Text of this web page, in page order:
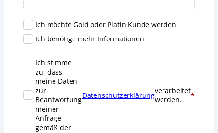
Ich möchte Gold oder Platin Kunde werden
Ich benötige mehr Informationen
Ich stimme
zu, dass
meine Daten
zur
Beantwortung
meiner
Anfrage
gemäß der
Datenschutzerklärungverarbeitet
werden.
*